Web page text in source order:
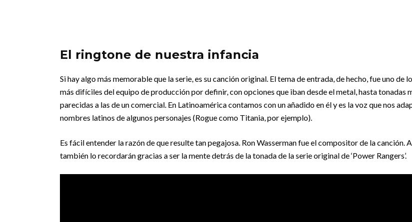
El ringtone de nuestra infancia
Si hay algo más memorable que la serie, es su canción original. El tema de entrada, de hecho, fue uno de
más difíciles del equipo de producción por definir, con opciones que iban desde el metal, hasta tonadas
parecidas a las de un comercial. En Latinoamérica contamos con un añadido en él y es la voz que nos
nombres latinos de algunos personajes (Rogue como Titania, por ejemplo).
Es fácil entender la razón de que resulte tan pegajosa. Ron Wasserman fue el compositor de la canción.
también lo recordarán gracias a ser la mente detrás de la tonada de la serie original de ‘Power Rangers’.